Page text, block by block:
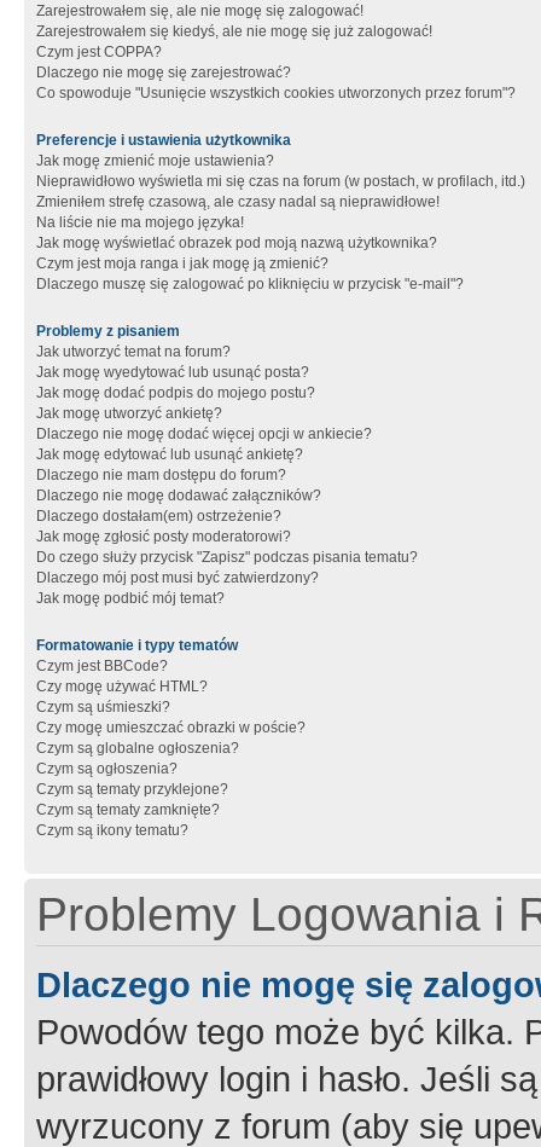
Zarejestrowałem się, ale nie mogę się zalogować!
Zarejestrowałem się kiedyś, ale nie mogę się już zalogować!
Czym jest COPPA?
Dlaczego nie mogę się zarejestrować?
Co spowoduje "Usunięcie wszystkich cookies utworzonych przez forum"?
Preferencje i ustawienia użytkownika
Jak mogę zmienić moje ustawienia?
Nieprawidłowo wyświetla mi się czas na forum (w postach, w profilach, itd.)
Zmieniłem strefę czasową, ale czasy nadal są nieprawidłowe!
Na liście nie ma mojego języka!
Jak mogę wyświetlać obrazek pod moją nazwą użytkownika?
Czym jest moja ranga i jak mogę ją zmienić?
Dlaczego muszę się zalogować po kliknięciu w przycisk "e-mail"?
Problemy z pisaniem
Jak utworzyć temat na forum?
Jak mogę wyedytować lub usunąć posta?
Jak mogę dodać podpis do mojego postu?
Jak mogę utworzyć ankietę?
Dlaczego nie mogę dodać więcej opcji w ankiecie?
Jak mogę edytować lub usunąć ankietę?
Dlaczego nie mam dostępu do forum?
Dlaczego nie mogę dodawać załączników?
Dlaczego dostałam(em) ostrzeżenie?
Jak mogę zgłosić posty moderatorowi?
Do czego służy przycisk "Zapisz" podczas pisania tematu?
Dlaczego mój post musi być zatwierdzony?
Jak mogę podbić mój temat?
Formatowanie i typy tematów
Czym jest BBCode?
Czy mogę używać HTML?
Czym są uśmieszki?
Czy mogę umieszczać obrazki w poście?
Czym są globalne ogłoszenia?
Czym są ogłoszenia?
Czym są tematy przyklejone?
Czym są tematy zamknięte?
Czym są ikony tematu?
Problemy Logowania i
Dlaczego nie mogę się
Powodów tego może być kilka.
prawidłowy login i hasło. Jeśli
wyrzucony z forum (aby się